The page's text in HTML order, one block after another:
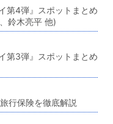
第4弾』スポットまとめ
鈴木亮平 他)
第3弾』スポットまとめ
行保険を徹底解説